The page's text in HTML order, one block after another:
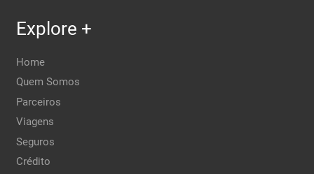
Explore +
Home
Quem Somos
Parceiros
Viagens
Seguros
Crédito